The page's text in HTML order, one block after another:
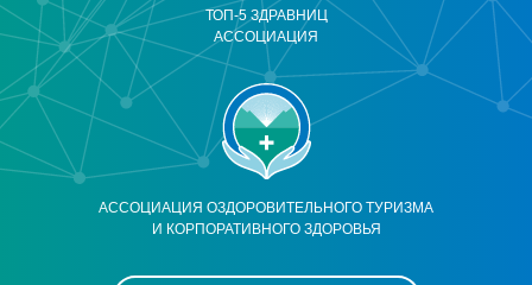
АССОЦИАЦИЯ ОЗДОРОВИТЕЛЬНОГО ТУРИЗМА
И КОРПОРАТИВНОГО ЗДОРОВЬЯ
ТОП-5 ЗДРАВНИЦ
АССОЦИАЦИЯ